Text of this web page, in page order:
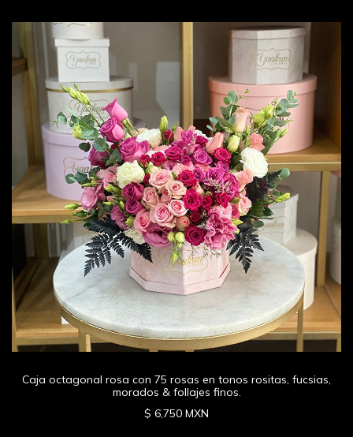
Caja octagonal rosa con 75 rosas en tonos rositas, fucsias,
morados & follajes finos.
$ 6,750 MXN